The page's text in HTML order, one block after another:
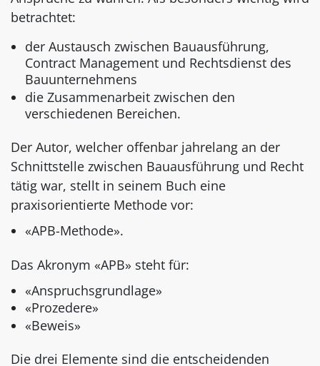
betrachtet:
der Austausch zwischen Bauausführung,
Contract Management und Rechtsdienst des
Bauunternehmens
die Zusammenarbeit zwischen den
verschiedenen Bereichen.
Der Autor, welcher offenbar jahrelang an der
Schnittstelle zwischen Bauausführung und Recht
tätig war, stellt in seinem Buch eine
praxisorientierte Methode vor:
«APB-Methode».
Das Akronym «APB» steht für:
«Anspruchsgrundlage»
«Prozedere»
«Beweis»
Die drei Elemente sind die entscheidenden